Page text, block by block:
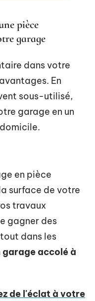
pièce
garage
dans votre
En
sous-utilisé,
garage en un
en pièce
surface de votre
travaux
gagner des
dans les
garage accolé à
de l'éclat à votre